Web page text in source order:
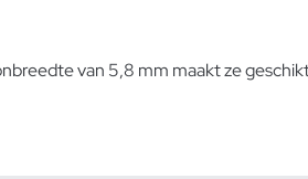
van 5,8 mm maakt ze